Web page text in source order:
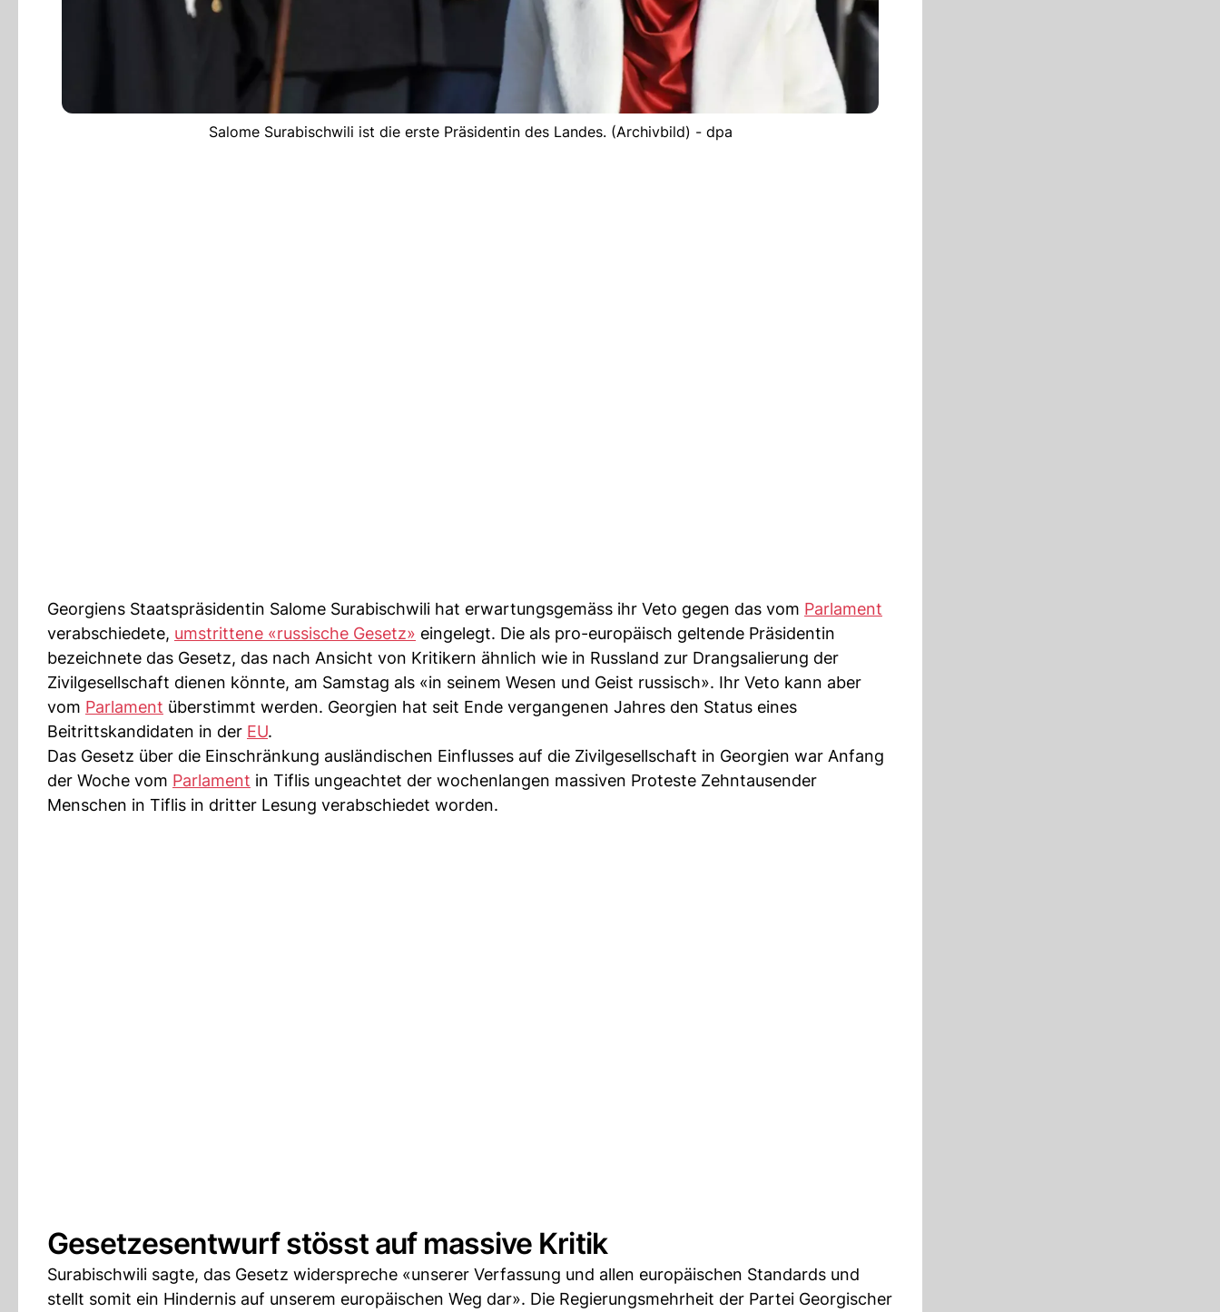
Salome Surabischwili ist die erste Präsidentin des Landes. (Archivbild) - dpa
Georgiens Staatspräsidentin Salome Surabischwili hat erwartungsgemäss ihr Veto gegen das vom Parlament
verabschiedete, umstrittene «russische Gesetz» eingelegt. Die als pro-europäisch geltende Präsidentin
bezeichnete das Gesetz, das nach Ansicht von Kritikern ähnlich wie in Russland zur Drangsalierung der
Zivilgesellschaft dienen könnte, am Samstag als «in seinem Wesen und Geist russisch». Ihr Veto kann aber
vom Parlament überstimmt werden. Georgien hat seit Ende vergangenen Jahres den Status eines
Beitrittskandidaten in der EU.
Das Gesetz über die Einschränkung ausländischen Einflusses auf die Zivilgesellschaft in Georgien war Anfang
der Woche vom Parlament in Tiflis ungeachtet der wochenlangen massiven Proteste Zehntausender
Menschen in Tiflis in dritter Lesung verabschiedet worden.
Gesetzesentwurf stösst auf massive Kritik
Surabischwili sagte, das Gesetz widerspreche «unserer Verfassung und allen europäischen Standards und
stellt somit ein Hindernis auf unserem europäischen Weg dar». Die Regierungsmehrheit der Partei Georgischer